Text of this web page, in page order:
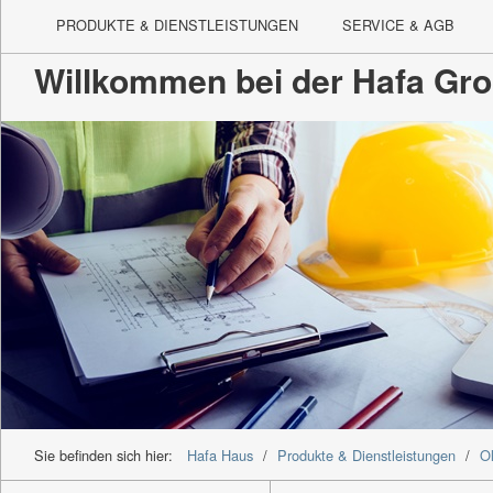
PRODUKTE & DIENSTLEISTUNGEN SERVICE & AGB
Willkommen bei der Hafa
Sie befinden sich hier: Hafa Haus / Produkte & Dienstleistungen /